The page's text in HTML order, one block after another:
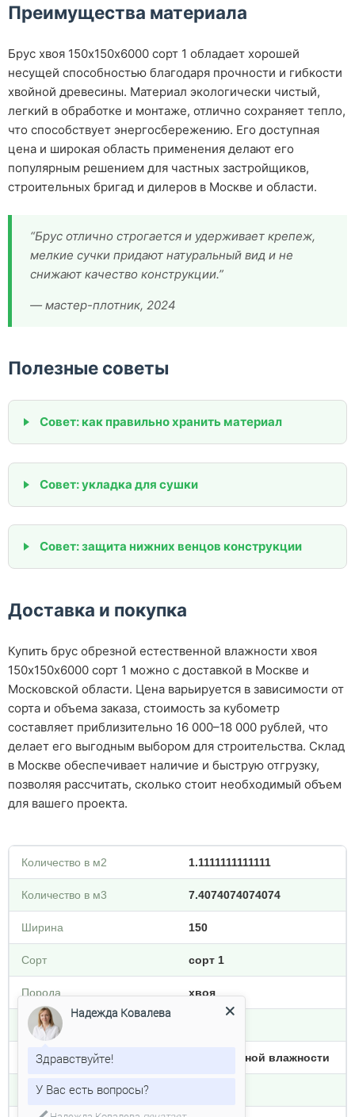
Преимущества материала
Брус хвоя 150х150х6000 сорт 1 обладает хорошей
несущей способностью благодаря прочности и гибкости
хвойной древесины. Материал экологически чистый,
легкий в обработке и монтаже, отлично сохраняет тепло,
что способствует энергосбережению. Его доступная
цена и широкая область применения делают его
популярным решением для частных застройщиков,
строительных бригад и дилеров в Москве и области.
“Брус отлично строгается и удерживает крепеж,
мелкие сучки придают натуральный вид и не
снижают качество конструкции.”
— мастер-плотник, 2024
Полезные советы
Совет: как правильно хранить материал
Совет: укладка для сушки
Совет: защита нижних венцов конструкции
Доставка и покупка
Купить брус обрезной естественной влажности хвоя
150х150х6000 сорт 1 можно с доставкой в Москве и
Московской области. Цена варьируется в зависимости от
сорта и объема заказа, стоимость за кубометр
составляет приблизительно 16 000–18 000 рублей, что
делает его выгодным выбором для строительства. Склад
в Москве обеспечивает наличие и быструю отгрузку,
позволяя рассчитать, сколько стоит необходимый объем
для вашего проекта.
Количество в м2 1.1111111111111
Количество в м3 7.4074074074074
Ширина 150
Сорт сорт 1
Порода хвоя
Вид материала
Влажность естественной влажности
Тип обработки